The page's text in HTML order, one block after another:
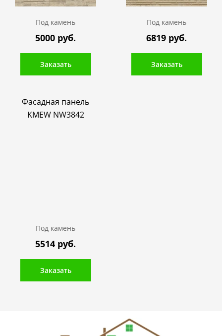
Под камень
5000 руб.
Заказать
Под камень
6819 руб.
Заказать
Фасадная панель
KMEW NW3842
Под камень
5514 руб.
Заказать